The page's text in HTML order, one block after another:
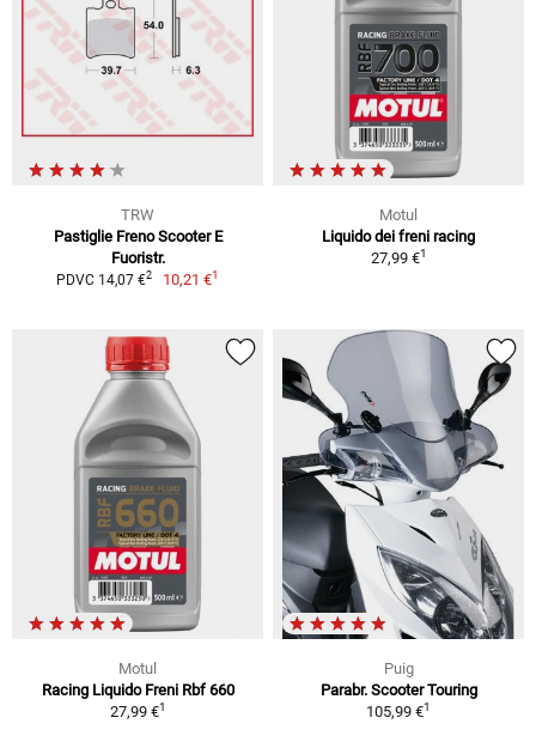
TRW
Pastiglie Freno Scooter E
Fuoristr.
PDVC 14,07 €2 10,21 €1
Motul
Liquido dei freni racing
27,99 €1
Motul
Racing Liquido Freni Rbf 660
27,99 €1
Puig
Parabr. Scooter Touring
105,99 €1